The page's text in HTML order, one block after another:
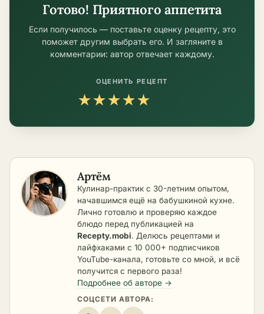
Готово! Приятного аппетита
Если получилось — поставьте оценку рецепту, это
поможет другим выбрать его. И загляните в
комментарии: автор отвечает каждому.
ОЦЕНИТЬ РЕЦЕПТ
★★★★★
Артём
Кулинар-практик с 30-летним опытом,
начавшимся ещё на бабушкиной кухне.
Лично готовлю и проверяю каждое
блюдо перед публикацией на
Recepty.mobi. Делюсь рецептами и
лайфхаками с 10 000+ подписчиков
YouTube-канала, готовьте со мной, и всё
получится с первого раза!
Подробнее об авторе →
СОЦСЕТИ АВТОРА: